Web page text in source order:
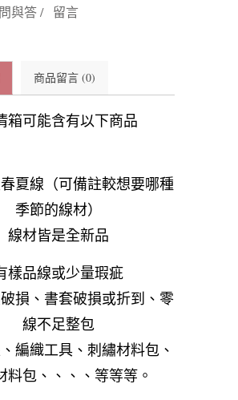
與答 / 留言
商品留言 (0)
箱可能含有以下商品
夏線（可備註較想要哪種
季節的線材）
線材皆是全新品
樣品線或少量瑕疵
損、書套破損或折到、零
線不足整包
編織工具、刺繡材料包、
料包、、、、等等等。